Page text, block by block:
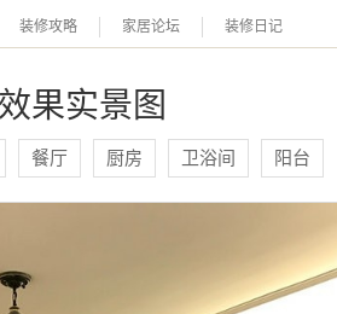
装修攻略 家居论坛 装修日记
果实景图
餐厅 厨房 卫浴间 阳台